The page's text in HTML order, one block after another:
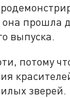
прошла
выпуска.
потому
зверей.